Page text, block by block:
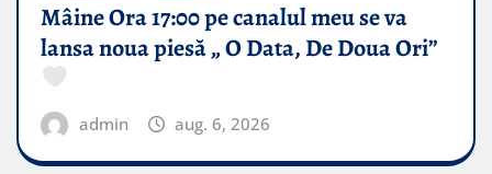
Mâine Ora 17:00 pe canalul meu se va
lansa noua piesă „ O Data, De Doua Ori”
admin aug. 6, 2026